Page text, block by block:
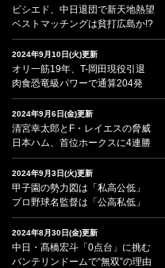
ビシエド、中日退団で新天地熱望
ベストマッチングは貧打広島か!?
2024年9月10日(火)更新
オリ一筋19年、T-岡田現役引退
肉食恐竜級パワーで通算204発
2024年9月6日(金)更新
清宮幸太郎とF・レイエスの脅威
日本ハム、首位ホークスに4連勝
2024年9月3日(火)更新
甲子園の勢力図は「私高公低」
プロ野球名監督は「公高私低」
2024年8月30日(金)更新
中日・髙橋宏斗「0点台」に挑む
バンテリンドームで“無双”の理由